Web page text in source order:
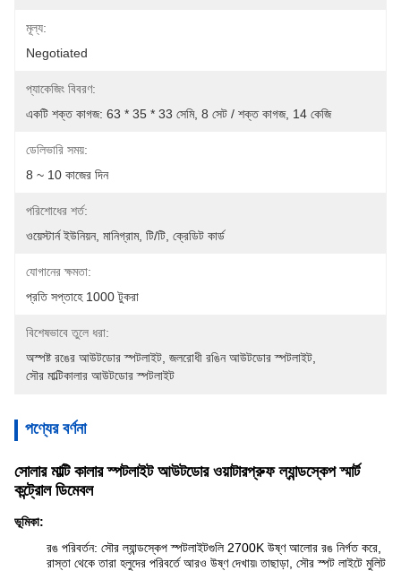
মূল্য:
Negotiated
প্যাকেজিং বিবরণ:
একটি শক্ত কাগজ: 63 * 35 * 33 সেমি, 8 সেট / শক্ত কাগজ, 14 কেজি
ডেলিভারি সময়:
8 ~ 10 কাজের দিন
পরিশোধের শর্ত:
ওয়েস্টার্ন ইউনিয়ন, মানিগ্রাম, টি/টি, ক্রেডিট কার্ড
যোগানের ক্ষমতা:
প্রতি সপ্তাহে 1000 টুকরা
বিশেষভাবে তুলে ধরা:
অস্পষ্ট রঙের আউটডোর স্পটলাইট জলরোধী রঙিন আউটডোর স্পটলাইট
সৌর মাল্টিকালার আউটডোর স্পটলাইট
পণ্যের বর্ণনা
সোলার মাল্টি কালার স্পটলাইট আউটডোর ওয়াটারপ্রুফ ল্যান্ডস্কেপ স্মার্ট
কন্ট্রোল ডিমেবল
ভূমিকা:
রঙ পরিবর্তন: সৌর ল্যান্ডস্কেপ স্পটলাইটগুলি 2700K উষ্ণ আলোর রঙ নির্গত করে,
রাস্তা থেকে তারা হলুদের পরিবর্তে আরও উষ্ণ দেখায়৷ তাছাড়া, সৌর স্পট লাইটে মুলিট